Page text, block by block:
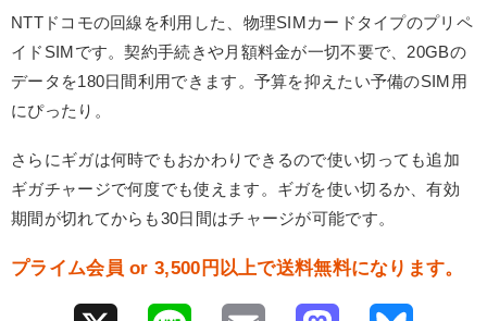
NTTドコモの回線を利用した、物理SIMカードタイプのプリペ
イドSIMです。契約手続きや月額料金が一切不要で、20GBの
データを180日間利用できます。予算を抑えたい予備のSIM用
にぴったり。
さらにギガは何時でもおかわりできるので使い切っても追加
ギガチャージで何度でも使えます。ギガを使い切るか、有効
期間が切れてからも30日間はチャージが可能です。
プライム会員 or 3,500円以上で送料無料になります。